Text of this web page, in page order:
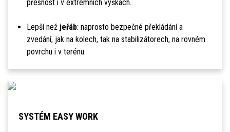
přesnost i v extrémních výškách.
Lepší než jeřáb: naprosto bezpečné překládání a
zvedání, jak na kolech, tak na stabilizátorech, na rovném
povrchu i v terénu.
SYSTÉM EASY WORK